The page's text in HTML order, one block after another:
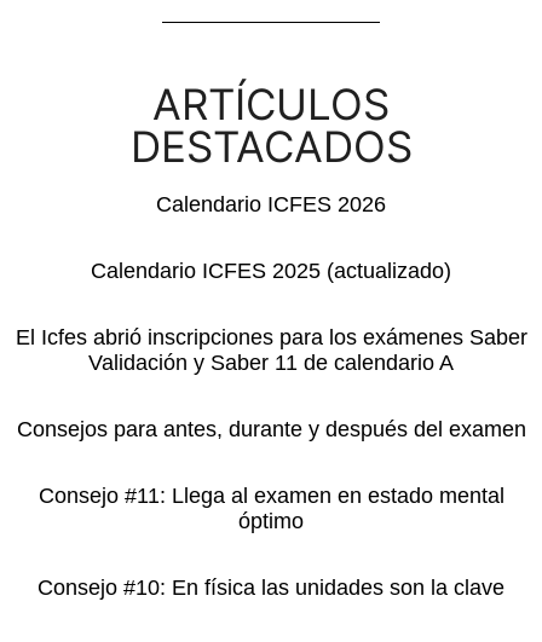
ARTÍCULOS
DESTACADOS
Calendario ICFES 2026
Calendario ICFES 2025 (actualizado)
El Icfes abrió inscripciones para los exámenes Saber
Validación y Saber 11 de calendario A
Consejos para antes, durante y después del examen
Consejo #11: Llega al examen en estado mental
óptimo
Consejo #10: En física las unidades son la clave